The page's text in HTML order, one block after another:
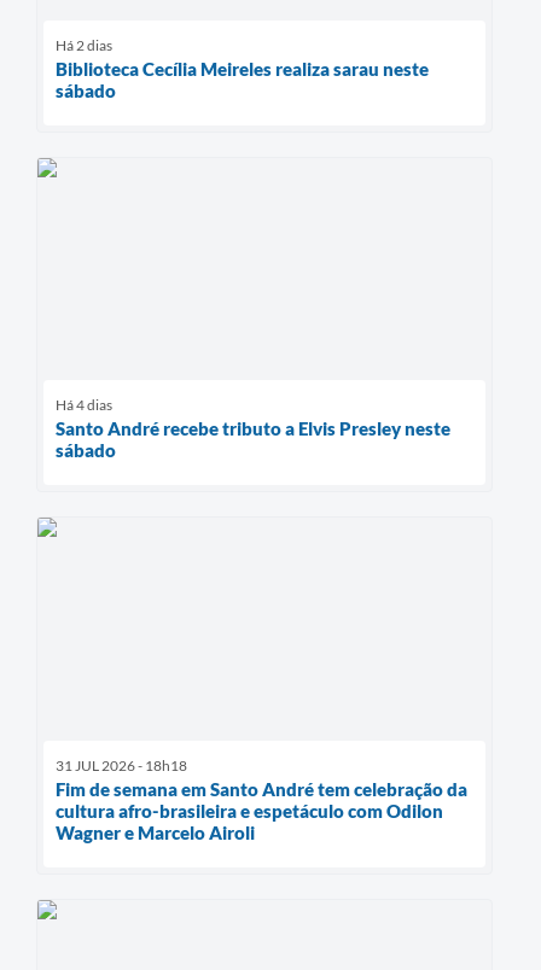
Há 2 dias
Biblioteca Cecília Meireles realiza sarau neste
sábado
Há 4 dias
Santo André recebe tributo a Elvis Presley neste
sábado
31 JUL 2026 - 18h18
Fim de semana em Santo André tem celebração da
cultura afro-brasileira e espetáculo com Odilon
Wagner e Marcelo Airoli